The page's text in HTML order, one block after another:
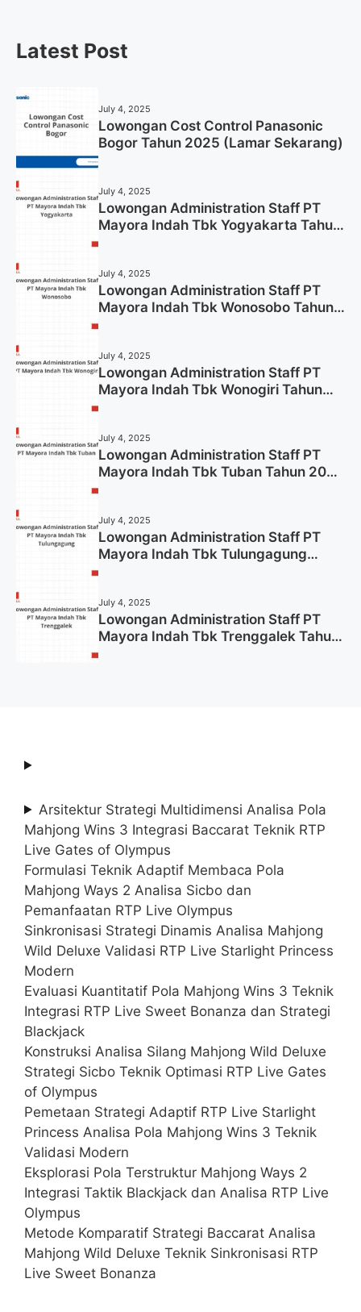
Latest Post
July 4, 2025
Lowongan Cost Control Panasonic
Bogor Tahun 2025 (Lamar Sekarang)
July 4, 2025
Lowongan Administration Staff PT
Mayora Indah Tbk Yogyakarta Tahun
July 4, 2025
Lowongan Administration Staff PT
Mayora Indah Tbk Wonosobo Tahun
July 4, 2025
Lowongan Administration Staff PT
Mayora Indah Tbk Wonogiri Tahun
July 4, 2025
Lowongan Administration Staff PT
Mayora Indah Tbk Tuban Tahun 2025
July 4, 2025
Lowongan Administration Staff PT
Mayora Indah Tbk Tulungagung
July 4, 2025
Lowongan Administration Staff PT
Mayora Indah Tbk Trenggalek Tahun
Arsitektur Strategi Multidimensi Analisa Pola
Mahjong Wins 3 Integrasi Baccarat Teknik RTP
Live Gates of Olympus
Formulasi Teknik Adaptif Membaca Pola
Mahjong Ways 2 Analisa Sicbo dan
Pemanfaatan RTP Live Olympus
Sinkronisasi Strategi Dinamis Analisa Mahjong
Wild Deluxe Validasi RTP Live Starlight Princess
Modern
Evaluasi Kuantitatif Pola Mahjong Wins 3 Teknik
Integrasi RTP Live Sweet Bonanza dan Strategi
Blackjack
Konstruksi Analisa Silang Mahjong Wild Deluxe
Strategi Sicbo Teknik Optimasi RTP Live Gates
of Olympus
Pemetaan Strategi Adaptif RTP Live Starlight
Princess Analisa Pola Mahjong Wins 3 Teknik
Validasi Modern
Eksplorasi Pola Terstruktur Mahjong Ways 2
Integrasi Taktik Blackjack dan Analisa RTP Live
Olympus
Metode Komparatif Strategi Baccarat Analisa
Mahjong Wild Deluxe Teknik Sinkronisasi RTP
Live Sweet Bonanza